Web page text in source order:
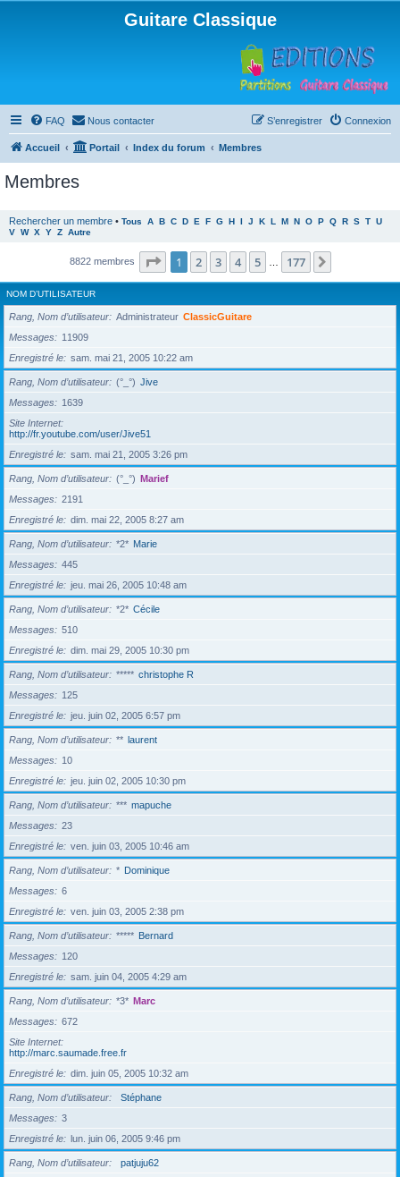
Guitare Classique
FAQ Nous contacter Connexion
S’enregistrer
Accueil Portail Index du forum Membres
Membres
Rechercher un membre • Tous A B C D E F G H I J K L M N O P Q R S T U
V W X Y Z Autre
8822 membres Page 1sur177
1 2 3 4 5 177
NOM D’UTILISATEUR
Rang, Nom d’utilisateur Administrateur ClassicGuitare
Messages
11909
Enregistré le
sam. mai 21, 2005 10:22 am
Rang, Nom d’utilisateur (°_°) Jive
Messages
1639
Site Internet
http://fr.youtube.com/user/Jive51
Enregistré le
sam. mai 21, 2005 3:26 pm
Rang, Nom d’utilisateur (°_°) Marief
Messages
2191
Enregistré le
dim. mai 22, 2005 8:27 am
Rang, Nom d’utilisateur *2* Marie
Messages
445
Enregistré le
jeu. mai 26, 2005 10:48 am
Rang, Nom d’utilisateur *2* Cécile
Messages
510
Enregistré le
dim. mai 29, 2005 10:30 pm
Rang, Nom d’utilisateur ***** christophe R
Messages
125
Enregistré le
jeu. juin 02, 2005 6:57 pm
Rang, Nom d’utilisateur ** laurent
Messages
10
Enregistré le
jeu. juin 02, 2005 10:30 pm
Rang, Nom d’utilisateur *** mapuche
Messages
23
Enregistré le
ven. juin 03, 2005 10:46 am
Rang, Nom d’utilisateur * Dominique
Messages
6
Enregistré le
ven. juin 03, 2005 2:38 pm
Rang, Nom d’utilisateur ***** Bernard
Messages
120
Enregistré le
sam. juin 04, 2005 4:29 am
Rang, Nom d’utilisateur *3* Marc
Messages
672
Site Internet
http://marc.saumade.free.fr
Enregistré le
dim. juin 05, 2005 10:32 am
Rang, Nom d’utilisateur
Stéphane
Messages
3
Enregistré le
lun. juin 06, 2005 9:46 pm
Rang, Nom d’utilisateur
patjuju62